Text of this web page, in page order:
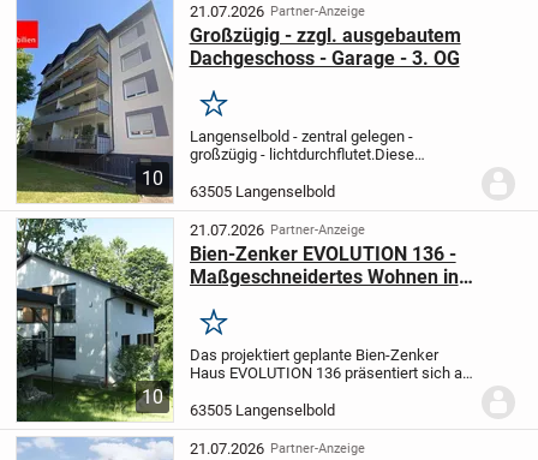
Massivbau konzipiert und...
10
21.07.2026 Partner-Anzeige
Großzügig - zzgl. ausgebautem
Dachgeschoss - Garage - 3. OG
Merken
Langenselbold - zentral gelegen -
großzügig - lichtdurchflutet.Diese
perfekt zu dieser 3-Zimmer-Wohnung.
großzügiges Wohnzimmer mit Kaminofen
und Zugang...
63505 Langenselbold
10
21.07.2026 Partner-Anzeige
Bien-Zenker EVOLUTION 136 -
Maßgeschneidertes Wohnen in
Merken
Das projektiert geplante Bien-Zenker
Haus EVOLUTION 136 präsentiert sich als
das ganz auf Ihre individuellen Wünsche
und Lebensbedürfnisse zugeschnitten ist.
Mit...
63505 Langenselbold
21.07.2026 Partner-Anzeige